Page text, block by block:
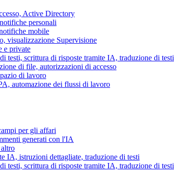
Active Directory
personali
mobile
visualizzazione Supervisione
e private
testi, scrittura di risposte tramite IA, traduzione di testi
di file, autorizzazioni di accesso
di lavoro
automazione dei flussi di lavoro
per gli affari
generati con l'IA
IA, istruzioni dettagliate, traduzione di testi
testi, scrittura di risposte tramite IA, traduzione di testi